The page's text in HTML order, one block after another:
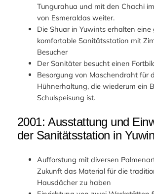
Tungurahua und mit den Chachi
von Esmeraldas weiter.
Die Shuar in Yuwints erhalten eine
komfortable Sanitätsstation mit
Besucher
Der Sanitäter besucht einen
Besorgung von Maschendraht für
Hühnerhaltung, die wiederum ein
Schulspeisung ist.
2001: Ausstattung und
der Sanitätsstation in
Aufforstung mit diversen
Zukunft das Material für die
Hausdächer zu haben